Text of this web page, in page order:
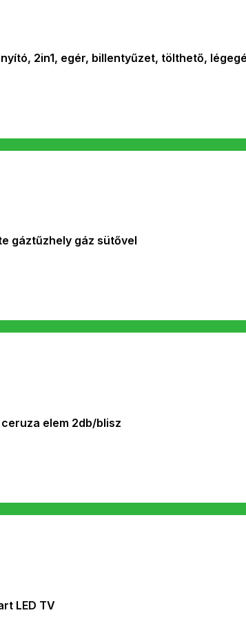
2in1, egér, billentyűzet, tölthető,
gáztűzhely gáz sütővel
elem 2db/blisz
LED TV